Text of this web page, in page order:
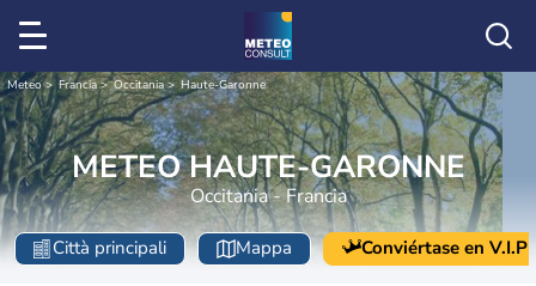
Meteo Francia Occitania Haute-Garonne
METEO HAUTE-GARONNE
Occitania - Francia
Città principali Mappa Conviértase en V.I.P